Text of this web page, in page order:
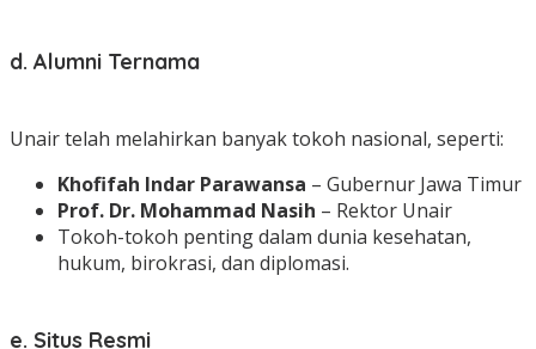
d. Alumni Ternama
Unair telah melahirkan banyak tokoh nasional, seperti:
Khofifah Indar Parawansa – Gubernur Jawa Timur
Prof. Dr. Mohammad Nasih – Rektor Unair
Tokoh-tokoh penting dalam dunia kesehatan,
hukum, birokrasi, dan diplomasi.
e. Situs Resmi